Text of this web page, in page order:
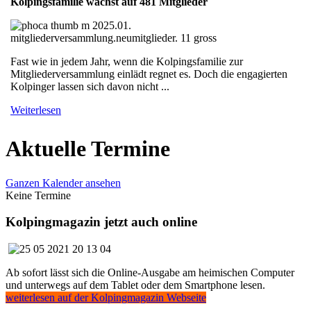
Fast wie in jedem Jahr, wenn die Kolpingsfamilie zur
Mitgliederversammlung einlädt regnet es. Doch die engagierten
Kolpinger lassen sich davon nicht ...
Weiterlesen
Aktuelle Termine
Ganzen Kalender ansehen
Keine Termine
Kolpingmagazin jetzt auch online
Ab sofort lässt sich die Online-Ausgabe am heimischen Computer
und unterwegs auf dem Tablet oder dem Smartphone lesen.
weiterlesen auf der Kolpingmagazin Webseite